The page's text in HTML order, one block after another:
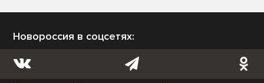
Новороссия в соцсетях: